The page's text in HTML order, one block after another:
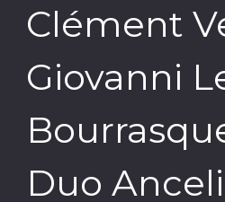
Clément
Giovanni
Duo